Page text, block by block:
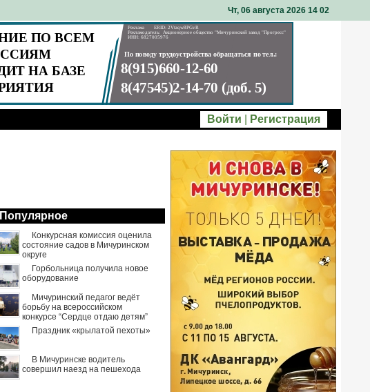
Чт, 06 августа 2026 14: 02
Войти Регистрация
Популярное
Конкурсная комиссия оценила
состояние садов в Мичуринском
округе
Горбольница получила новое
оборудование
Мичуринский педагог ведёт
борьбу на всероссийском
конкурсе “Сердце отдаю детям”
Праздник «крылатой пехоты»
В Мичуринске водитель
совершил наезд на пешехода